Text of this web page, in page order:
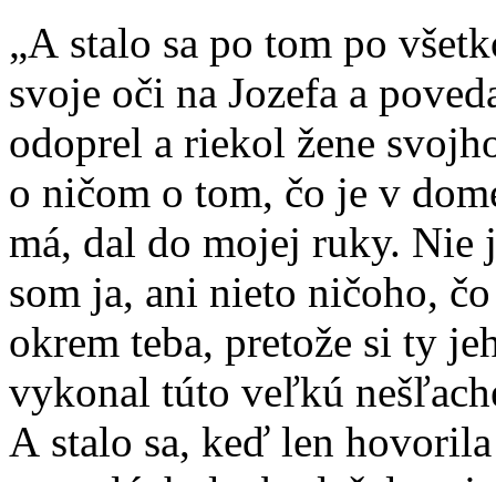
„A stalo sa po tom po
svoje oči na Jozefa a
odoprel a riekol žene
o ničom o tom, čo je v
má, dal do mojej ruky. Nie
som ja, ani nieto ničoho,
okrem teba, pretože si ty
vykonal túto veľkú
A stalo sa, keď len